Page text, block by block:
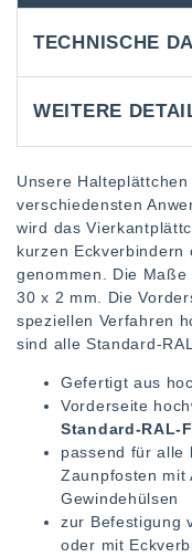
TECHNISCHE
WEITERE
Unsere
verschiedensten
wird das
kurzen Eckverbindern
genommen. Die
30 x 2 mm. Die
speziellen Verfahren
sind alle Standard-
Gefertigt aus
Vorderseite
Standard-RAL-
passend für alle
Zaunpfosten mit
Gewindehülsen
zur Befestigung
oder mit